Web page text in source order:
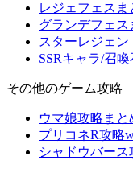
レジェフェスま
グランデフェス
スターレジェ
SSRキャラ/召
その他のゲーム攻略
ウマ娘攻略まと
プリコネR攻略
シャドウバース